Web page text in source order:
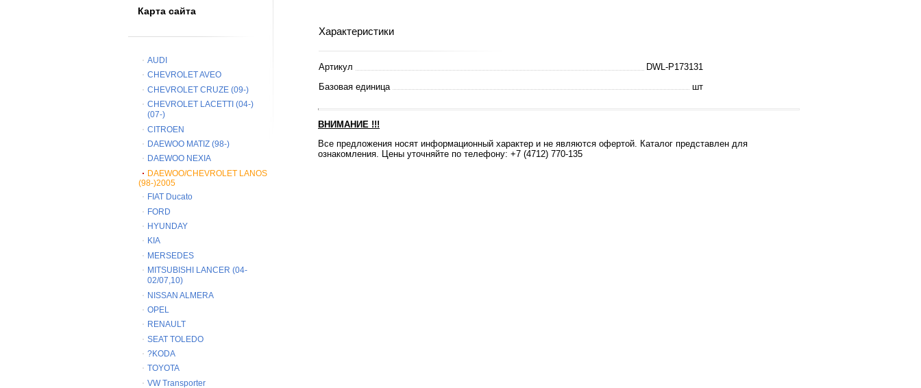
Карта сайта
AUDI
CHEVROLET AVEO
CHEVROLET CRUZE (09-)
CHEVROLET LACETTI (04-)
(07-)
CITROEN
DAEWOO MATIZ (98-)
DAEWOO NEXIA
DAEWOO/CHEVROLET LANOS
(98-)2005
FIAT Ducato
FORD
HYUNDAY
KIA
MERSEDES
MITSUBISHI LANCER (04-
02/07,10)
NISSAN ALMERA
OPEL
RENAULT
SEAT TOLEDO
?KODA
TOYOTA
VW Transporter
Характеристики
Артикул
DWL-P173131
Базовая единица
шт
ВНИМАНИЕ !!!
Все предложения носят информационный характер и не являются офертой. Каталог представлен для
ознакомления. Цены уточняйте по телефону: +7 (4712) 770-135